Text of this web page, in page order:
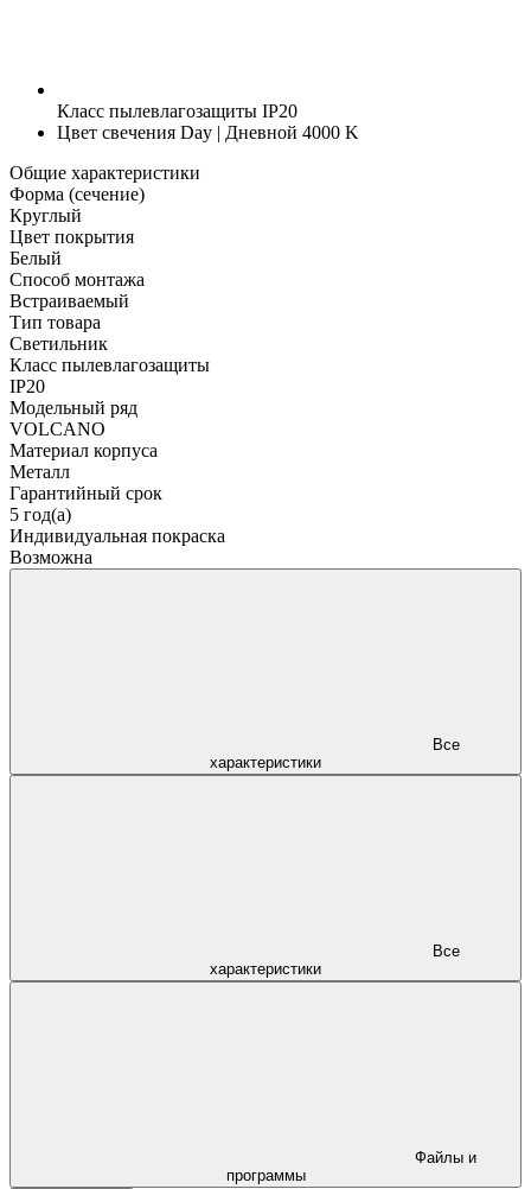
Класс пылевлагозащиты IP20
Цвет свечения Day | Дневной 4000 K
Общие характеристики
Форма (сечение)
Круглый
Цвет покрытия
Белый
Способ монтажа
Встраиваемый
Тип товара
Светильник
Класс пылевлагозащиты
IP20
Модельный ряд
VOLCANO
Материал корпуса
Металл
Гарантийный срок
5 год(а)
Индивидуальная покраска
Возможна
характеристики
характеристики
программы